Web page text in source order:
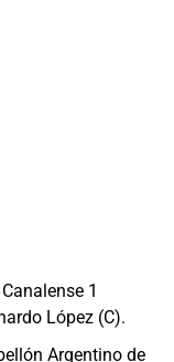
1
López (C).
Argentino de